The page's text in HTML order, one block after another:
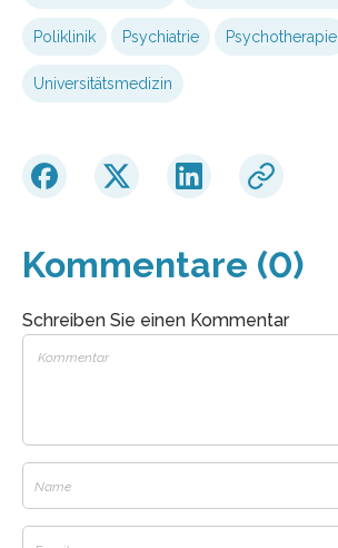
Poliklinik Psychiatrie Psychotherapie
Universitätsmedizin
Kommentare (0)
Schreiben Sie einen Kommentar